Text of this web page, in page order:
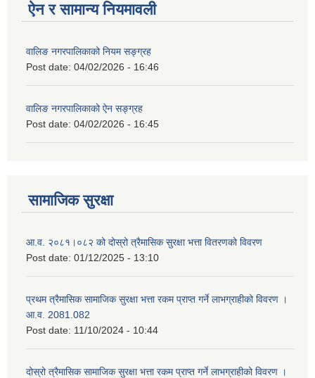
ऐन र सामान्य नियमावली
वालिङ नगरपालिकाको नियम सङ्ग्रह
Post date: 04/02/2026 - 16:46
वालिङ नगरपालिकाको ऐन सङ्ग्रह
Post date: 04/02/2026 - 16:45
सामाजिक सुरक्षा
आ.व. २०८१।०८२ को दोस्रो त्रैमासिक सुरक्षा भत्ता वितरणको विवरण
Post date: 01/12/2025 - 13:10
प्रथम त्रैमासिक सामाजिक सुरक्षा भत्ता रकम प्राप्त गर्ने लाभग्राहीको विवरण ।
आ.व. 2081.082
Post date: 11/10/2024 - 10:44
दोस्रो त्रैमासिक सामाजिक सुरक्षा भत्ता रकम प्राप्त गर्ने लाभग्राहीको विवरण ।